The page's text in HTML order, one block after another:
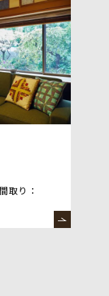
間取り：